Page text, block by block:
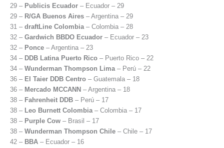
29 – Publicis Ecuador – Ecuador – 29
29 – R/GA Buenos Aires – Argentina – 29
31 – draftLine Colombia– Colombia – 28
32 – Gardwich BBDO Ecuador – Ecuador – 23
32 – Ponce – Argentina – 23
34 – DDB Latina Puerto Rico – Puerto Rico – 22
34 – Wunderman Thompson Lima– Perú – 22
36 – El Taier DDB Centro – Guatemala – 18
36 – Mercado MCCANN – Argentina – 18
38 – Fahrenheit DDB – Perú – 17
38 – Leo Burnett Colombia– Colombia – 17
38 – Purple Cow – Brasil – 17
38 – Wunderman Thompson Chile – Chile – 17
42 – BBA – Ecuador – 16